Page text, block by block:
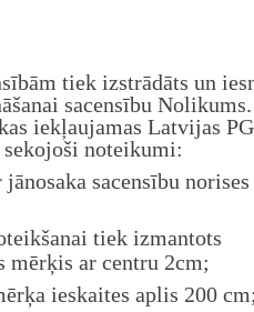
tiek izstrādāts un
sacensību Nolikums.
iekļaujamas Latvijas
noteikumi:
sacensību norises
tiek izmantots
mērķis ar centru 2cm;
ieskaites aplis 200